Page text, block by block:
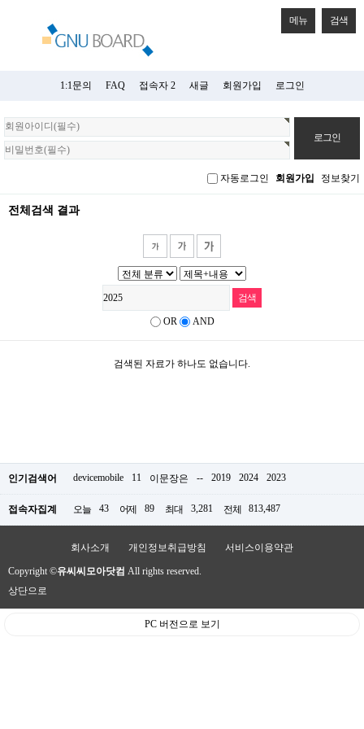
메뉴 검색
1:1문의 FAQ 접속자 2 새글 회원가입 로그인
회
원
로
자동로그인 회원가입 정보찾기
전체검색 결과
OR AND
검색된 자료가 하나도 없습니다.
인기검색어 devicemobile 11 이문장은 -- 2019 2024 2023
접속자집계 오늘 43 어제 89 최대 3,281 전체 813,487
회사소개 개인정보취급방침 서비스이용약관
Copyright ©유씨씨모아닷컴 All rights reserved.
상단으로
PC 버전으로 보기